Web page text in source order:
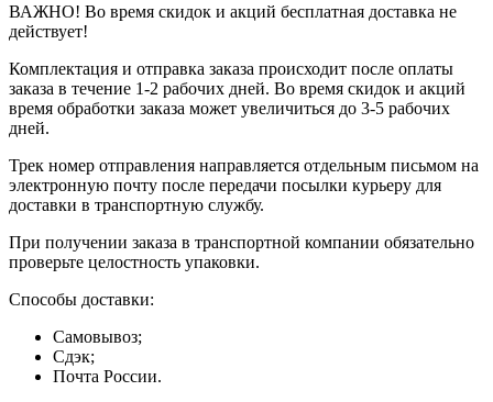
ВАЖНО! Во время скидок и акций бесплатная доставка не
действует!
Комплектация и отправка заказа происходит после оплаты
заказа в течение 1-2 рабочих дней. Во время скидок и акций
время обработки заказа может увеличиться до 3-5 рабочих
дней.
Трек номер отправления направляется отдельным письмом на
электронную почту после передачи посылки курьеру для
доставки в транспортную службу.
При получении заказа в транспортной компании обязательно
проверьте целостность упаковки.
Способы доставки:
Самовывоз;
Сдэк;
Почта России.